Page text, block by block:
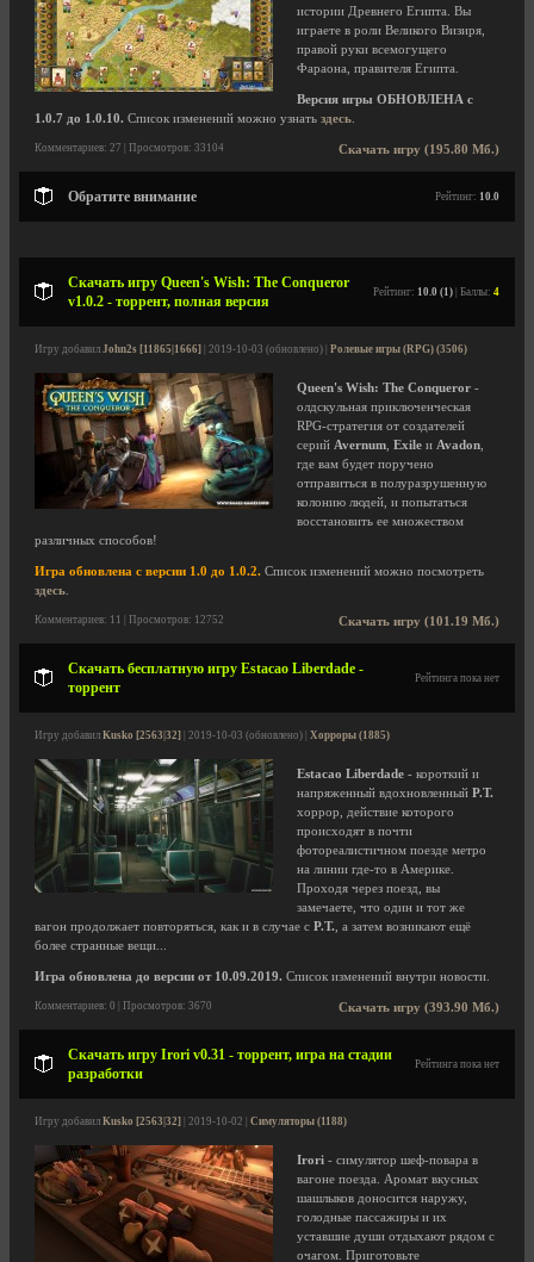
истории Древнего Египта. Вы
играете в роли Великого Визиря,
правой руки всемогущего
Фараона, правителя Египта.
Версия игры ОБНОВЛЕНА с
1.0.7 до 1.0.10. Список изменений можно узнать здесь
Скачать игру (195.80 Мб.)
Комментариев: 27 | Просмотров: 33104
Обратите внимание Рейтинг: 10.0
Скачать игру Queen's Wish: The Conqueror
v1.0.2 - торрент, полная версия
Рейтинг: 10.0 (1) | Баллы: 4
Игру добавил John2s [11865|1666] | 2019-10-03 (обновлено) | Ролевые игры (RPG) (3506)
Queen's Wish: The Conqueror -
олдскульная приключенческая
RPG-стратегия от создателей
серий Avernum Exile и Avadon
где вам будет поручено
отправиться в полуразрушенную
колонию людей, и попытаться
восстановить ее множеством
различных способов!
Игра обновлена с версии 1.0 до 1.0.2. Список изменений можно посмотреть
здесь
Скачать игру (101.19 Мб.)
Комментариев: 11 | Просмотров: 12752
Скачать бесплатную игру Estacao Liberdade -
торрент
Рейтинга пока нет
Игру добавил Kusko [2563|32] | 2019-10-03 (обновлено) | Хорроры (1885)
Estacao Liberdade - короткий и
напряженный вдохновленный P.T.
хоррор, действие которого
происходят в почти
фотореалистичном поезде метро
на линии где-то в Америке.
Проходя через поезд, вы
замечаете, что один и тот же
вагон продолжает повторяться, как и в случае с P.T. , а затем возникают ещё
более странные вещи...
Игра обновлена до версии от 10.09.2019. Список изменений внутри новости.
Скачать игру (393.90 Мб.)
Комментариев: 0 | Просмотров: 3670
Скачать игру Irori v0.31 - торрент, игра на стадии
разработки
Рейтинга пока нет
Игру добавил Kusko [2563|32] | 2019-10-02 | Симуляторы (1188)
Irori - симулятор шеф-повара в
вагоне поезда. Аромат вкусных
шашлыков доносится наружу,
голодные пассажиры и их
уставшие души отдыхают рядом с
очагом. Приготовьте